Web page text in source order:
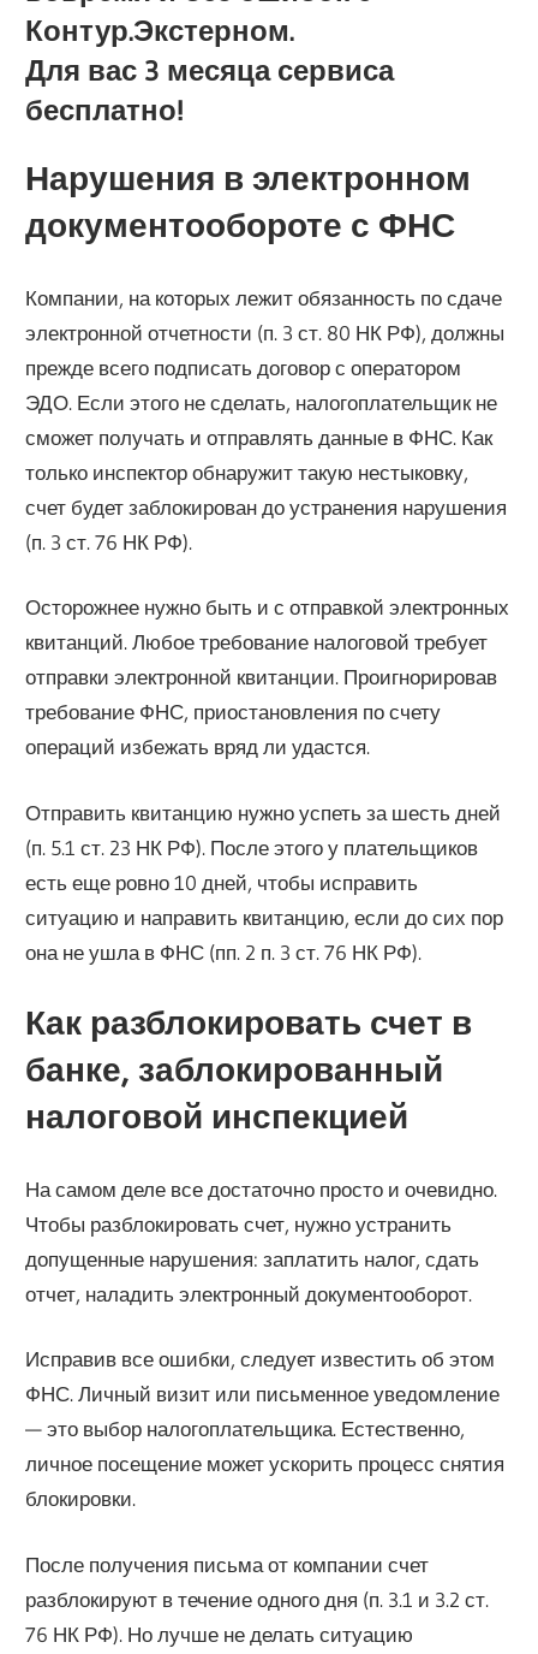
Контур.Экстерном.
Для вас 3 месяца сервиса
бесплатно!
Нарушения в электронном
документообороте с ФНС
Компании, на которых лежит обязанность по сдаче
электронной отчетности (п. 3 ст. 80 НК РФ), должны
прежде всего подписать договор с оператором
ЭДО. Если этого не сделать, налогоплательщик не
сможет получать и отправлять данные в ФНС. Как
только инспектор обнаружит такую нестыковку,
счет будет заблокирован до устранения нарушения
(п. 3 ст. 76 НК РФ).
Осторожнее нужно быть и с отправкой электронных
квитанций. Любое требование налоговой требует
отправки электронной квитанции. Проигнорировав
требование ФНС, приостановления по счету
операций избежать вряд ли удастся.
Отправить квитанцию нужно успеть за шесть дней
(п. 5.1 ст. 23 НК РФ). После этого у плательщиков
есть еще ровно 10 дней, чтобы исправить
ситуацию и направить квитанцию, если до сих пор
она не ушла в ФНС (пп. 2 п. 3 ст. 76 НК РФ).
Как разблокировать счет в
банке, заблокированный
налоговой инспекцией
На самом деле все достаточно просто и очевидно.
Чтобы разблокировать счет, нужно устранить
допущенные нарушения: заплатить налог, сдать
отчет, наладить электронный документооборот.
Исправив все ошибки, следует известить об этом
ФНС. Личный визит или письменное уведомление
— это выбор налогоплательщика. Естественно,
личное посещение может ускорить процесс снятия
блокировки.
После получения письма от компании счет
разблокируют в течение одного дня (п. 3.1 и 3.2 ст.
76 НК РФ). Но лучше не делать ситуацию